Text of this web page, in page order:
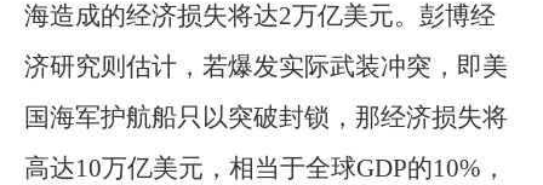
海造成的经济损失将达2万亿美元。彭博经
济研究则估计，若爆发实际武装冲突，即美
国海军护航船只以突破封锁，那经济损失将
高达10万亿美元，相当于全球GDP的10%，